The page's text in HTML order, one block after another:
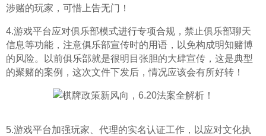
涉赌的玩家，可惜上告无门！
4.游戏平台应对俱乐部模式进行专项合规，禁止俱乐部聊天
信息等功能，注意俱乐部宣传时的用语，以免构成明知赌博
的风险。以前俱乐部就是很明目张胆的大肆宣传，这是典型
的聚赌的案例，这次文件下发后，情况应该会有所好转！
5.游戏平台加强玩家、代理的实名认证工作，以应对文化执